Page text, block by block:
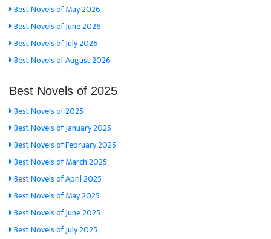
Best Novels of May 2026
Best Novels of June 2026
Best Novels of July 2026
Best Novels of August 2026
Best Novels of 2025
Best Novels of 2025
Best Novels of January 2025
Best Novels of February 2025
Best Novels of March 2025
Best Novels of April 2025
Best Novels of May 2025
Best Novels of June 2025
Best Novels of July 2025